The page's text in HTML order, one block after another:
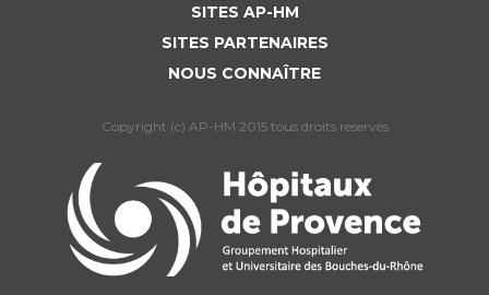
SITES AP-HM
SITES PARTENAIRES
NOUS CONNAÎTRE
Copyright (c) AP-HM 2015 tous droits reservés